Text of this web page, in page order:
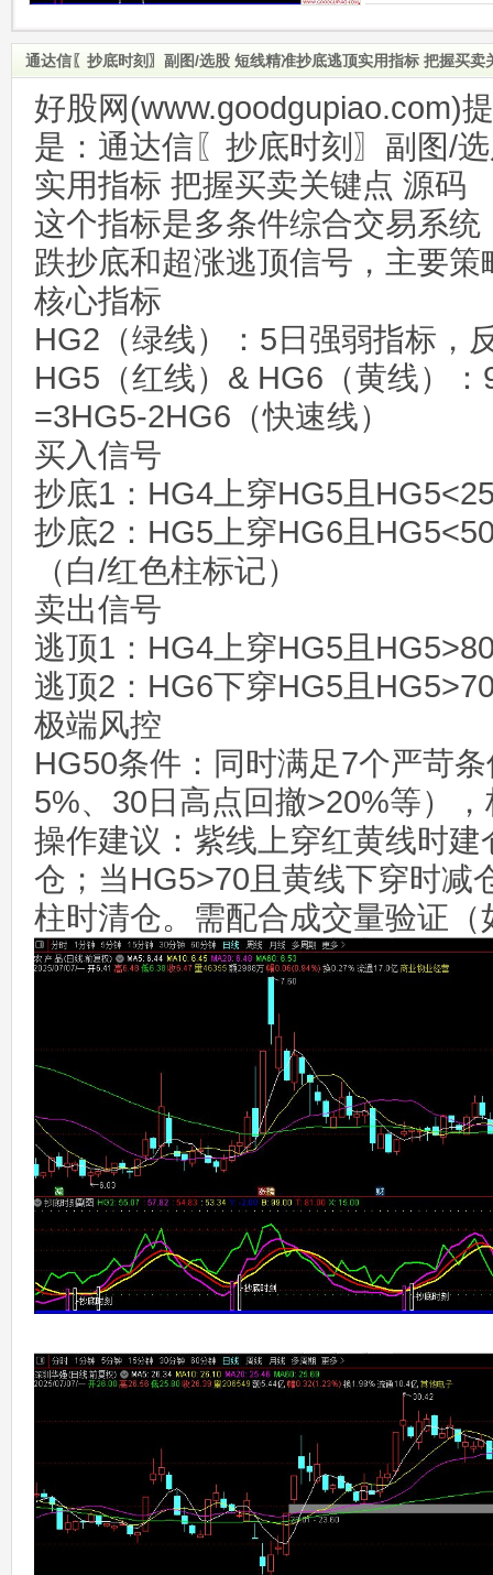
通达信〖抄底时刻〗副图/选股 短线精准抄底逃顶实用指标 把握买卖
好股网(www.goodgupiao.com)
是：通达信〖抄底时刻〗副图/
实用指标 把握买卖关键点 源码
这个指标是多条件综合交易系
跌抄底和超涨逃顶信号，主要策
核心指标
HG2（绿线）：5日强弱指标，
HG5（红线）& HG6（黄线）
=3HG5-2HG6（快速线）
买入信号
抄底1：HG4上穿HG5且
抄底2：HG5上穿HG6且
（白/红色柱标记）
卖出信号
逃顶1：HG4上穿HG5且
逃顶2：HG6下穿HG5且
极端风控
HG50条件：同时满足7个严苛
5%、30日高点回撤>20%等）
操作建议：紫线上穿红黄线时
仓；当HG5>70且黄线下穿时减
柱时清仓。需配合成交量验证